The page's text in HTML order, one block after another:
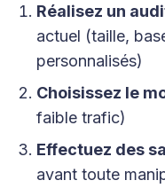
Réalisez un
actuel (taille,
personnalisés)
Choisissez le
faible trafic)
Effectuez des
avant toute